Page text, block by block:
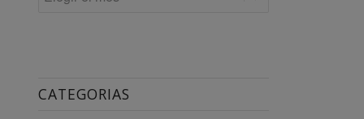
CATEGORIAS